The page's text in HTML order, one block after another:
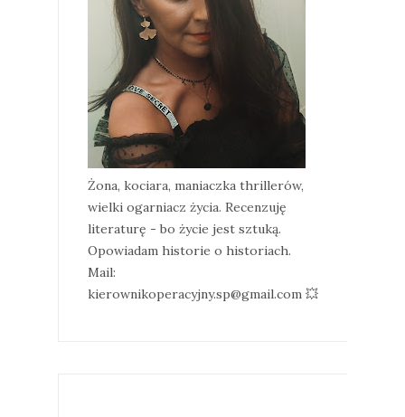
Żona, kociara, maniaczka thrillerów,
wielki ogarniacz życia. Recenzuję
literaturę - bo życie jest sztuką.
Opowiadam historie o historiach.
Mail:
kierownikoperacyjny.sp@gmail.com 💥